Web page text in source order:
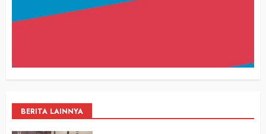
BERITA LAINNYA